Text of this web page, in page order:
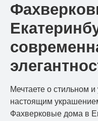
Мечтаете о стильном
настоящим
Фахверковые дома в